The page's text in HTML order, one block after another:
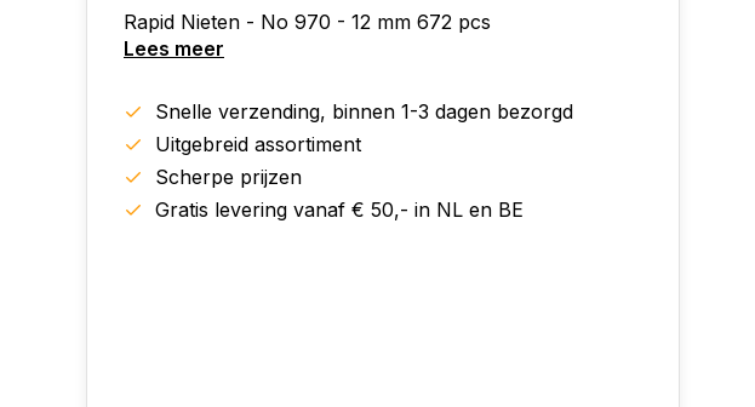
Rapid Nieten - No 970 - 12 mm 672 pcs
Lees meer
Snelle verzending, binnen 1-3 dagen bezorgd
Uitgebreid assortiment
Scherpe prijzen
Gratis levering vanaf € 50,- in NL en BE